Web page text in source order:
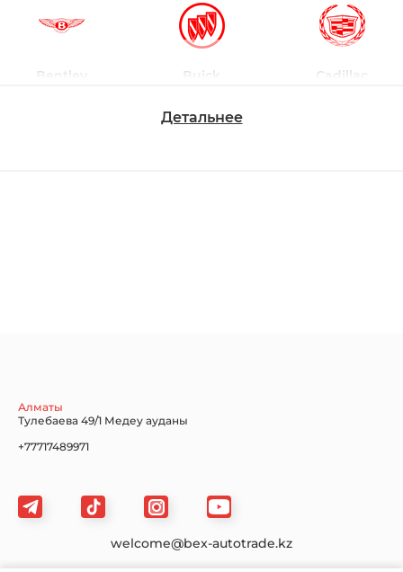
Bentley Buick Cadillac
Детальнее
Алматы
Тулебаева 49/1 Медеу ауданы
+77717489971
welcome@bex-autotrade.kz